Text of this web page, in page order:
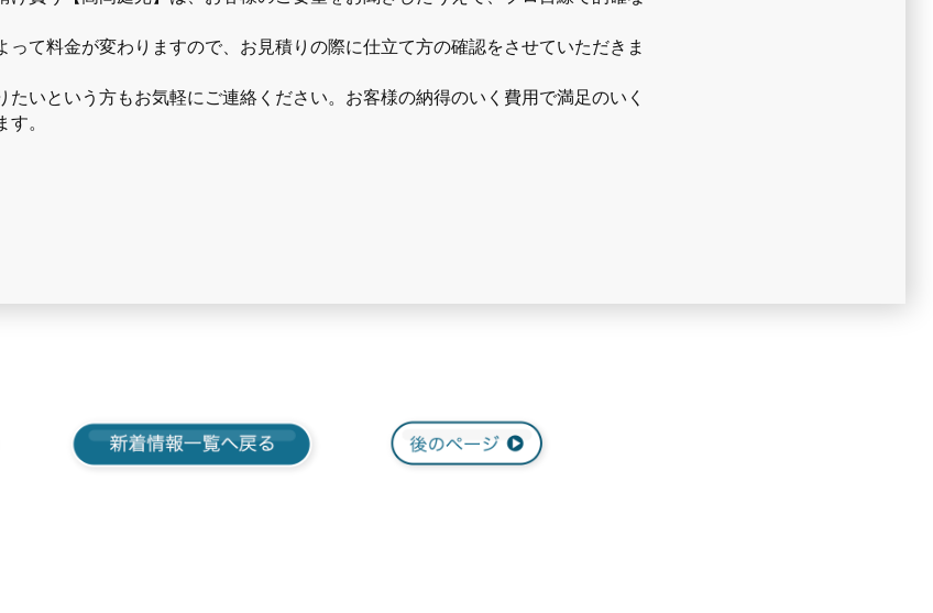
て料金が変わりますので、お見積りの際に仕立て方の確認をさせていただきま
たいという方もお気軽にご連絡ください。お客様の納得のいく費用で満足のいく
。